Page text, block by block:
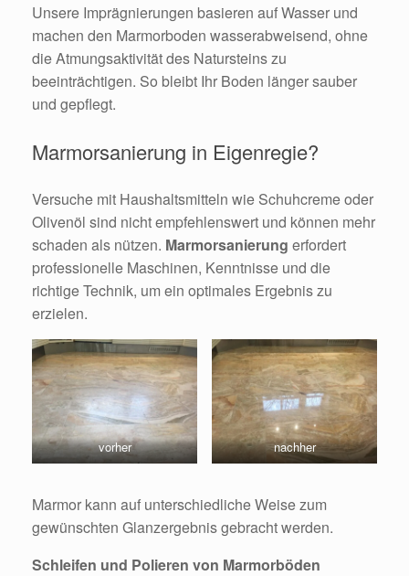
Unsere Imprägnierungen basieren auf Wasser und
machen den Marmorboden wasserabweisend, ohne
die Atmungsaktivität des Natursteins zu
beeinträchtigen. So bleibt Ihr Boden länger sauber
und gepflegt.
Marmorsanierung in Eigenregie?
Versuche mit Haushaltsmitteln wie Schuhcreme oder
Olivenöl sind nicht empfehlenswert und können mehr
schaden als nützen. Marmorsanierung erfordert
professionelle Maschinen, Kenntnisse und die
richtige Technik, um ein optimales Ergebnis zu
erzielen.
vorher nachher
Marmor kann auf unterschiedliche Weise zum
gewünschten Glanzergebnis gebracht werden.
Schleifen und Polieren von Marmorböden